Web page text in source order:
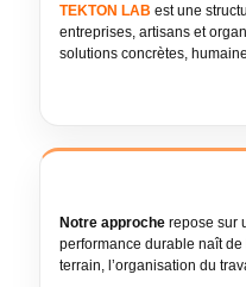
TEKTON LAB est une
entreprises, artisans et
solutions concrètes,
Notre approche repose sur
performance durable naît
terrain, l’organisation du